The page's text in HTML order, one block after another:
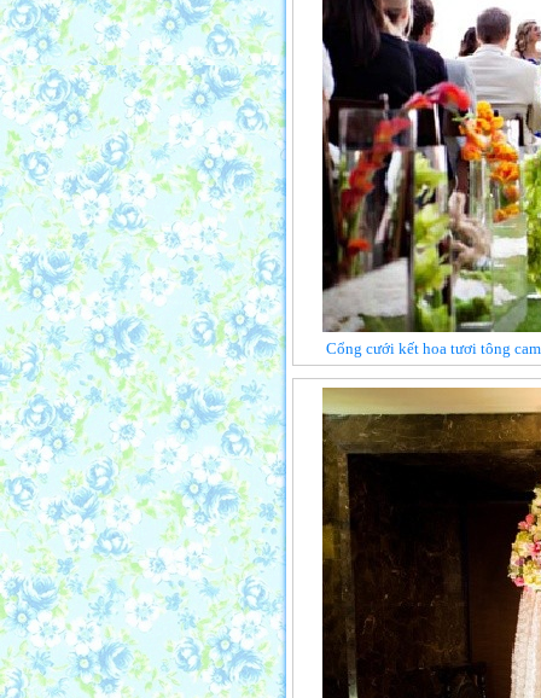
Cổng cưới kết hoa tươi tông